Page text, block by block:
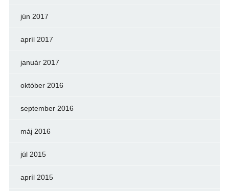
jún 2017
apríl 2017
január 2017
október 2016
september 2016
máj 2016
júl 2015
apríl 2015